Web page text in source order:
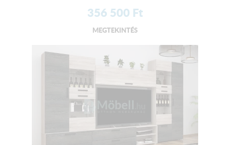
356 500 Ft
MEGTEKINTÉS